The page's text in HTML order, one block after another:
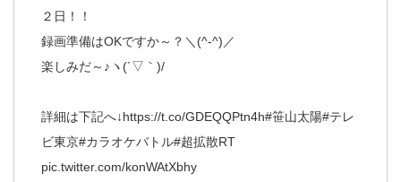
２日！！
録画準備はOKですか～？＼(^-^)／
楽しみだ～♪ヽ(´▽｀)/
詳細は下記へ↓https://t.co/GDEQQPtn4h#笹山太陽#テレ
ビ東京#カラオケバトル#超拡散RT
pic.twitter.com/konWAtXbhy